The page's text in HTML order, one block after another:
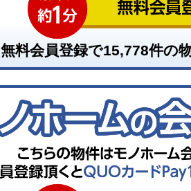
無料会員登録で15,778件の